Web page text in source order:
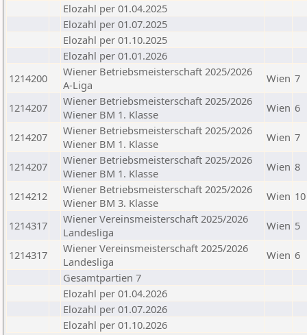
Elozahl per 01.04.2025
Elozahl per 01.07.2025
Elozahl per 01.10.2025
Elozahl per 01.01.2026
1214200
Wiener Betriebsmeisterschaft 2025/2026
A-Liga
Wien 7
1214207
Wiener Betriebsmeisterschaft 2025/2026
Wiener BM 1. Klasse
Wien 6
1214207
Wiener Betriebsmeisterschaft 2025/2026
Wiener BM 1. Klasse
Wien 7
1214207
Wiener Betriebsmeisterschaft 2025/2026
Wiener BM 1. Klasse
Wien 8
1214212
Wiener Betriebsmeisterschaft 2025/2026
Wiener BM 3. Klasse
Wien 10
1214317
Wiener Vereinsmeisterschaft 2025/2026
Landesliga
Wien 5
1214317
Wiener Vereinsmeisterschaft 2025/2026
Landesliga
Wien 6
Gesamtpartien 7
Elozahl per 01.04.2026
Elozahl per 01.07.2026
Elozahl per 01.10.2026